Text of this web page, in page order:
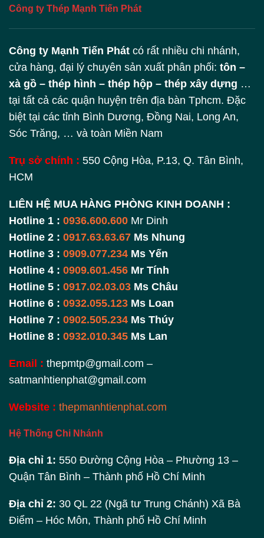
Công ty Thép Mạnh Tiến Phát
Công ty Mạnh Tiến Phát có rất nhiều chi nhánh,
cửa hàng, đại lý chuyên sản xuất phân phối: tôn –
xà gồ – thép hình – thép hộp – thép xây dựng …
tại tất cả các quận huyện trên địa bàn Tphcm. Đặc
biệt tại các tỉnh Bình Dương, Đồng Nai, Long An,
Sóc Trăng, … và toàn Miền Nam
Trụ sở chính : 550 Cộng Hòa, P.13, Q. Tân Bình,
HCM
LIÊN HỆ MUA HÀNG PHÒNG KINH DOANH :
Hotline 1 : 0936.600.600 Mr Dinh
Hotline 2 : 0917.63.63.67 Ms Nhung
Hotline 3 : 0909.077.234 Ms Yến
Hotline 4 : 0909.601.456 Mr Tính
Hotline 5 : 0917.02.03.03 Ms Châu
Hotline 6 : 0932.055.123 Ms Loan
Hotline 7 : 0902.505.234 Ms Thúy
Hotline 8 : 0932.010.345 Ms Lan
Email : thepmtp@gmail.com –
satmanhtienphat@gmail.com
Website : thepmanhtienphat.com
Hệ Thống Chi Nhánh
Địa chỉ 1: 550 Đường Cộng Hòa – Phường 13 –
Quận Tân Bình – Thành phố Hồ Chí Minh
Địa chỉ 2: 30 QL 22 (Ngã tư Trung Chánh) Xã Bà
Điểm – Hóc Môn, Thành phố Hồ Chí Minh